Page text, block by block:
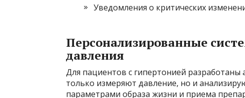
Уведомления о критических
Персонализированные
давления
Для пациентов с гипертонией
только измеряют давление, но и
параметрами образа жизни и приема